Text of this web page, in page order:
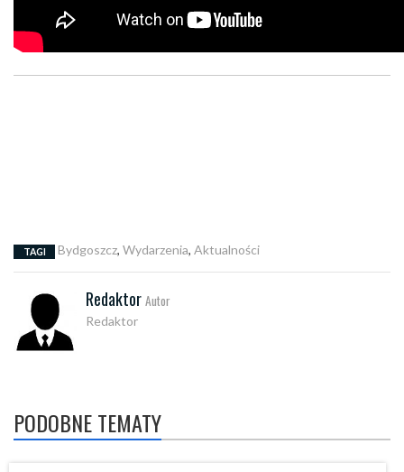
TAGI Bydgoszcz, Wydarzenia, Aktualności
Redaktor Autor
Redaktor
PODOBNE TEMATY